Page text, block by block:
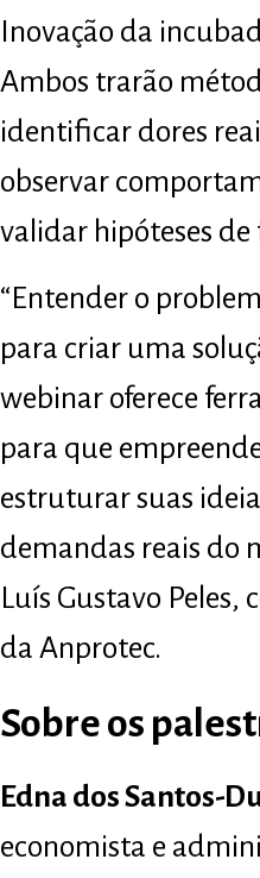
Inovação da
Ambos trarão
identificar dores
observar
validar hipóteses
“Entender o
para criar uma
webinar oferece
para que
estruturar suas
demandas reais do
Luís Gustavo
da Anprotec.
Sobre os
Edna dos Santos-
economista e